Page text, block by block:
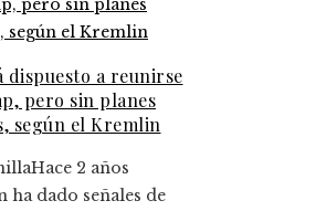
dispuesto a reunirse
pero sin planes
según el Kremlin
Hace 2 años
ha dado señales de